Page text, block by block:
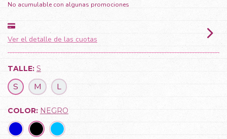
No acumulable con algunas promociones
Ver el detalle de las cuotas
TALLE: S
S M L
COLOR: NEGRO